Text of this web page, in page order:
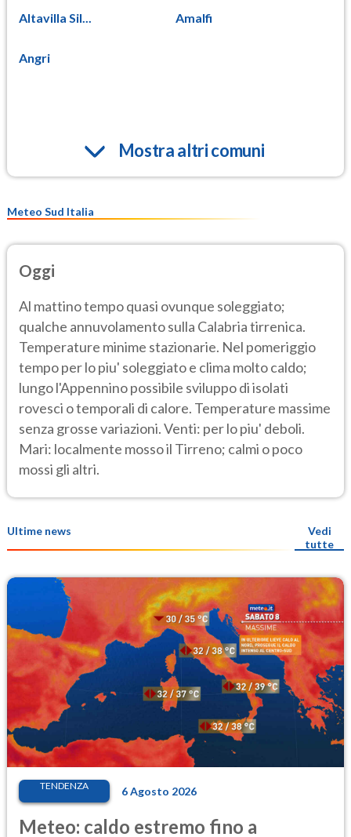
Altavilla Sil... Amalfi
Angri
Mostra altri comuni
Meteo Sud Italia
Oggi
Al mattino tempo quasi ovunque soleggiato;
qualche annuvolamento sulla Calabria tirrenica.
Temperature minime stazionarie. Nel pomeriggio
tempo per lo piu' soleggiato e clima molto caldo;
lungo l'Appennino possibile sviluppo di isolati
rovesci o temporali di calore. Temperature massime
senza grosse variazioni. Venti: per lo piu' deboli.
Mari: localmente mosso il Tirreno; calmi o poco
mossi gli altri.
Ultime news
Vedi
tutte
TENDENZA 6 Agosto 2026
Meteo: caldo estremo fino a